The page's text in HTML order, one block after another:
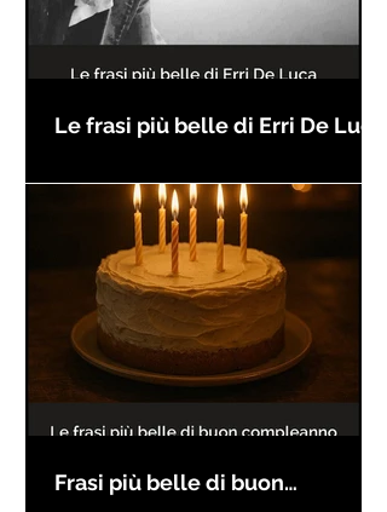
Le frasi più belle di Erri De Luca
Frasi più belle di buon